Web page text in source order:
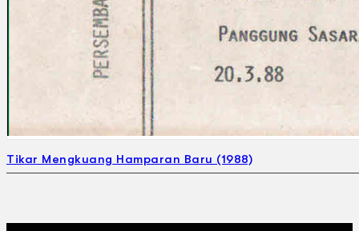
Tikar Mengkuang Hamparan Baru (1988)